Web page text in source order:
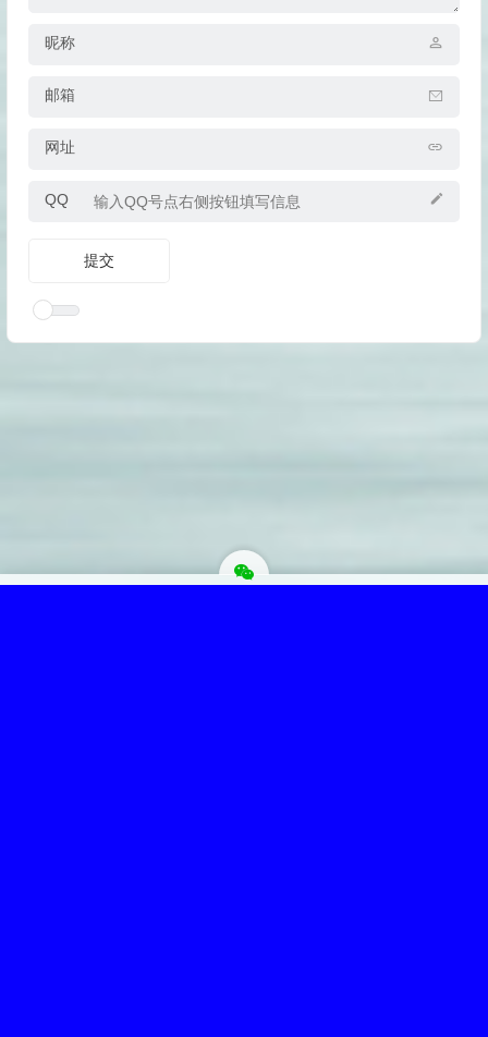
昵称
邮箱
网址
QQ